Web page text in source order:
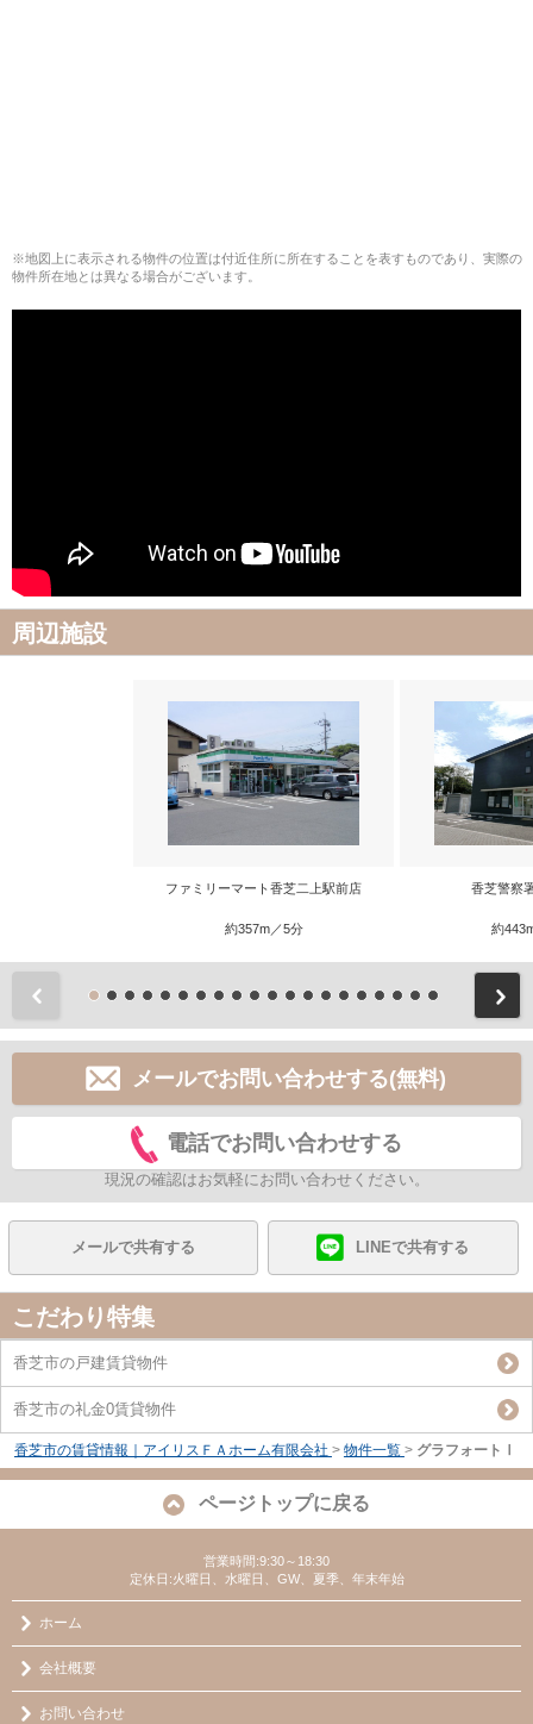
※地図上に表示される物件の位置は付近住所に所在することを表すものであり、実際の
物件所在地とは異なる場合がございます。
周辺施設
ファミリーマート香芝二上駅前店
約357m／5分
香芝警察
約
メールでお問い合わせする(無料)
電話でお問い合わせする
現況の確認はお気軽にお問い合わせください。
メールで共有する LINEで共有する
こだわり特集
香芝市の戸建賃貸物件
香芝市の礼金0賃貸物件
香芝市の賃貸情報｜アイリスＦＡホーム有限会社 > 物件一覧 > グラフォートⅠ
ページトップに戻る
営業時間:9:30～18:30
定休日:火曜日、水曜日、GW、夏季、年末年始
ホーム
会社概要
お問い合わせ